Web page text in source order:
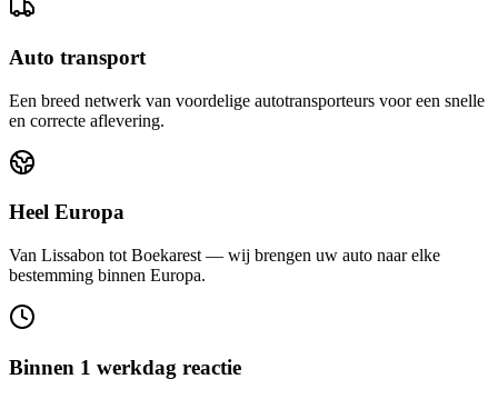
Auto transport
Een breed netwerk van voordelige autotransporteurs voor een snelle
en correcte aflevering.
Heel Europa
Van Lissabon tot Boekarest — wij brengen uw auto naar elke
bestemming binnen Europa.
Binnen 1 werkdag reactie